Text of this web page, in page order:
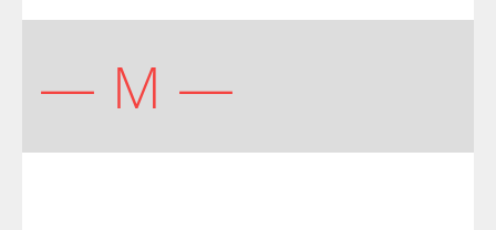
— M —